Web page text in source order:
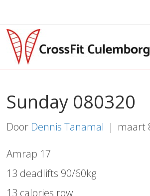
Sunday 080320
Door Dennis Tanamal | maart
Amrap 17
13 deadlifts 90/60kg
13 calories row